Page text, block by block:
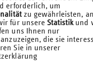
Partner mbB
erforderlich, um
zu gewährleisten,
für unsere Statistikund
uns Ihnen nur
anzuzeigen, die sie
Sie in unserer